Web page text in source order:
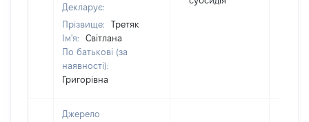
Декларує:
Прізвище:
Третяк
Ім'я:
Світлана
По батькові (за
наявності):
Григорівна
Джерело